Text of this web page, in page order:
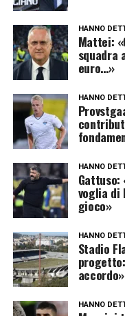
HANNO
Mattei:
squadra
euro…»
HANNO
HANNO
Gattuso:
voglia di
gioco»
HANNO
Stadio
accordo»
HANNO